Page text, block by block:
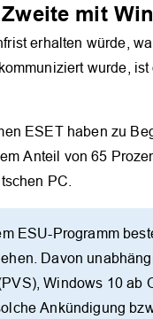
mit
erhalten würde,
wurde,
ESET haben zu
Anteil von 65
PC.
ESU-Programm
Davon
Windows 10 ab
Ankündigung